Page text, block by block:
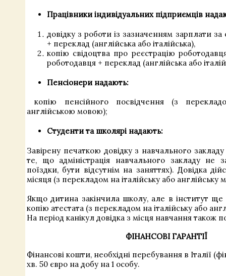
Працівники індивідуальних підприємців
довідку з роботи із зазначенням зарплати за
+ переклад (англійська або італійська),
копію свідоцтва про реєстрацію
роботодавця + переклад (англійська або
Пенсіонери надають:
копію пенсійного посвідчення (з
англійською мовою);
Студенти та школярі надають:
Завірену печаткою довідку з навчального
те, що адміністрація навчального закладу не
поїздки, бути відсутнім на заняттях). Довідка
місяця (з перекладом на італійську або англійську
Якщо дитина закінчила школу, але в інститут ще
копію атестата (з перекладом на італійську або
На період канікул довідка з місця навчання також
ФІНАНСОВІ ГАРАНТІЇ
Фінансові кошти, необхідні перебування в Італії
хв. 50 євро на добу на 1 особу.